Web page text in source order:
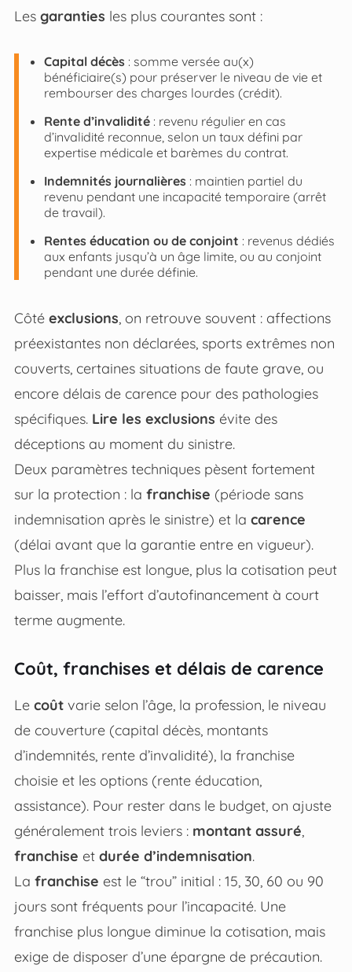
Les garanties les plus courantes sont :
Capital décès: somme versée au(x)
bénéficiaire(s) pour préserver le niveau de vie et
rembourser des charges lourdes (crédit).
Rente d’invalidité: revenu régulier en cas
d’invalidité reconnue, selon un taux défini par
expertise médicale et barèmes du contrat.
Indemnités journalières: maintien partiel du
revenu pendant une incapacité temporaire (arrêt
de travail).
Rentes éducation ou de conjoint : revenus dédiés
aux enfants jusqu’à un âge limite, ou au conjoint
pendant une durée définie.
Côté exclusions , on retrouve souvent : affections
préexistantes non déclarées, sports extrêmes non
couverts, certaines situations de faute grave, ou
encore délais de carence pour des pathologies
spécifiques. Lire les exclusions évite des
déceptions au moment du sinistre.
Deux paramètres techniques pèsent fortement
sur la protection : la franchise (période sans
indemnisation après le sinistre) et la carence
(délai avant que la garantie entre en vigueur).
Plus la franchise est longue, plus la cotisation peut
baisser, mais l’effort d’autofinancement à court
terme augmente.
Coût, franchises et délais de carence
Le coûtvarie selon l’âge, la profession, le niveau
de couverture (capital décès, montants
d’indemnités, rente d’invalidité), la franchise
choisie et les options (rente éducation,
assistance). Pour rester dans le budget, on ajuste
généralement trois leviers : montant assuré
franchise et durée d’indemnisation.
La franchise est le “trou” initial : 15, 30, 60 ou 90
jours sont fréquents pour l’incapacité. Une
franchise plus longue diminue la cotisation, mais
exige de disposer d’une épargne de précaution.